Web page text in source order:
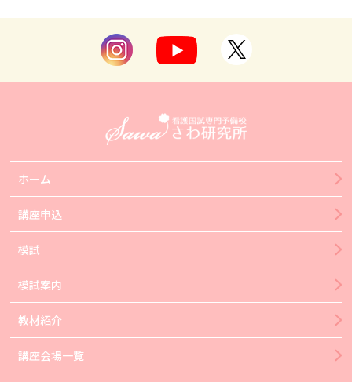
ホーム
講座申込
模試
模試案内
教材紹介
講座会場一覧